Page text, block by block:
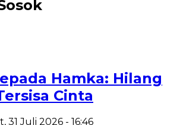
Hamka: Hilang
Cinta
31 Juli 2026 - 16:46